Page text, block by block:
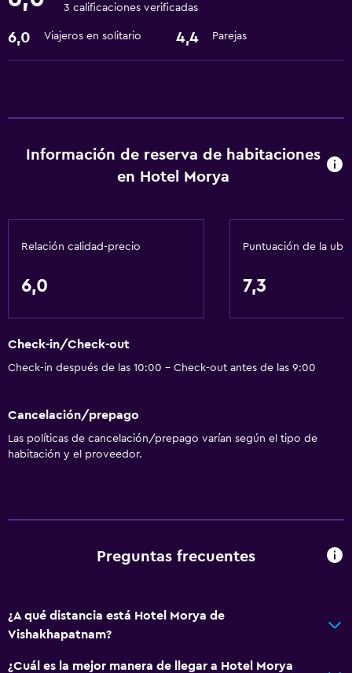
Recepción 24 horas
Sistema de entretenimiento
TV por cable o vía satélite
Ascensor
Lavandería
Lavandería
Zona de trabajo
Actividades
Acceso a la playa
3 calificaciones verificadas
6,0 Viajeros en solitario 4,4 Parejas
Información de reserva de habitaciones
en Hotel Morya
Relación calidad-precio
6,0
Puntuación de la
7,3
Check-in/Check-out
Check-in después de las 10:00 - Check-out antes de las 9:00
Cancelación/prepago
Las políticas de cancelación/prepago varían según el tipo de
habitación y el proveedor.
Preguntas frecuentes
¿A qué distancia está Hotel Morya de
Vishakhapatnam?
¿Cuál es la mejor manera de llegar a Hotel Morya